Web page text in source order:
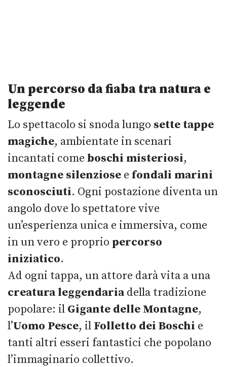
Un percorso da fiaba tra natura e
leggende
Lo spettacolo si snoda lungo sette tappe
magiche, ambientate in scenari
incantati come boschi misteriosi,
montagne silenziose e fondali marini
sconosciuti. Ogni postazione diventa un
angolo dove lo spettatore vive
un’esperienza unica e immersiva, come
in un vero e proprio percorso
iniziatico.
Ad ogni tappa, un attore darà vita a una
creatura leggendariadella tradizione
popolare: il Gigante delle Montagne,
l’Uomo Pesce, il Folletto dei Boschi e
tanti altri esseri fantastici che popolano
l’immaginario collettivo.